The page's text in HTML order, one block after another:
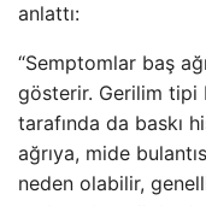
anlattı:
“Semptomlar baş
gösterir. Gerilim tipi
tarafında da baskı
ağrıya, mide
neden olabilir,